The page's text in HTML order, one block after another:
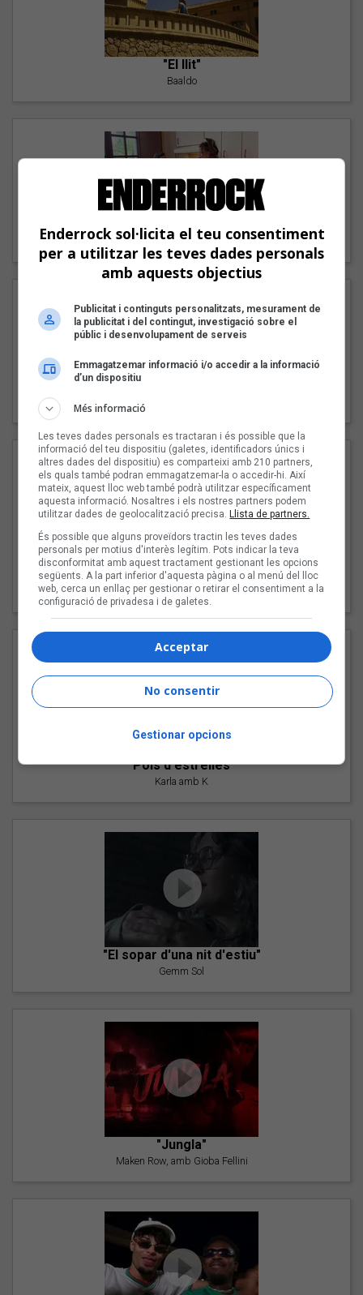
"El llit"
Baaldo
"Lo bueno y lo malo"
Carmen y María
Pep Álvarez amb Joan Muntaner (Xanguito)
"Les cabres"
94 Rules amb Compte
"Pols d'estrelles"
Karla amb K
"El sopar d'una nit d'estiu"
Gemm Sol
"Jungla"
Maken Row, amb Gioba Fellini
Enderrock sol·licita el teu consentiment
per a utilitzar les teves dades personals
amb aquests objectius
Publicitat i continguts personalitzats, mesurament de
la publicitat i del contingut, investigació sobre el
públic i desenvolupament de serveis
Emmagatzemar informació i/o accedir a la informació
d’un dispositiu
Més informació
Les teves dades personals es tractaran i és possible que la
informació del teu dispositiu (galetes, identificadors únics i
altres dades del dispositiu) es comparteixi amb 210 partners,
els quals també podran emmagatzemar-la o accedir-hi. Així
mateix, aquest lloc web també podrà utilitzar específicament
aquesta informació. Nosaltres i els nostres partners podem
utilitzar dades de geolocalització precisa.Llista de partners.
És possible que alguns proveïdors tractin les teves dades
personals per motius d'interès legítim. Pots indicar la teva
disconformitat amb aquest tractament gestionant les opcions
següents. A la part inferior d'aquesta pàgina o al menú del lloc
web, cerca un enllaç per gestionar o retirar el consentiment a la
configuració de privadesa i de galetes.
Acceptar
No consentir
Gestionar opcions